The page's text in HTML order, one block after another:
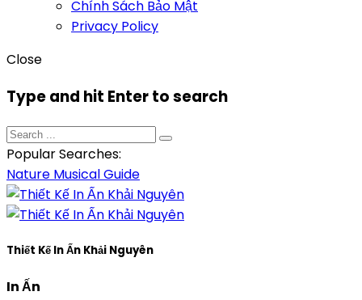
Chính Sách Bảo Mật
Privacy Policy
Close
Type and hit Enter to search
Popular Searches:
Nature MusicalGuide
Thiết Kế In Ấn Khải Nguyên
In Ấn